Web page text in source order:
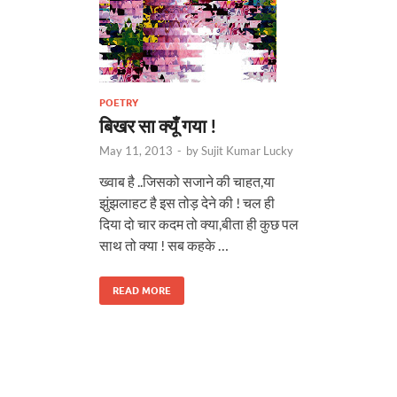
POETRY
बिखर सा क्यूँ गया !
May 11, 2013 - bySujit Kumar Lucky
ख्वाब है ..जिसको सजाने की चाहत,या
झुंझलाहट है इस तोड़ देने की ! चल ही
दिया दो चार कदम तो क्या,बीता ही कुछ पल
साथ तो क्या ! सब कहके …
READ MORE